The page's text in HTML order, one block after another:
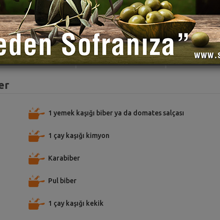
TARİFE PUAN VER TARİFİ PAYLAŞ TARİFİ
1 yemek kaşığı biber ya da domates salçası
1 çay kaşığı kimyon
Karabiber
Pul biber
1 çay kaşığı kekik